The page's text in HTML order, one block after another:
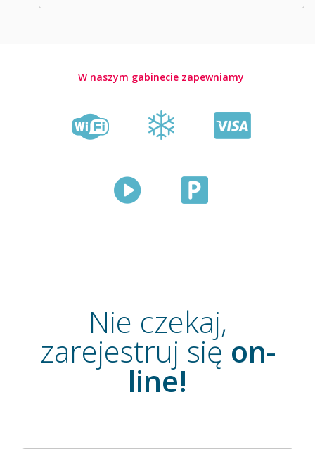
W naszym gabinecie zapewniamy
Nie czekaj,
zarejestruj się on-
line!